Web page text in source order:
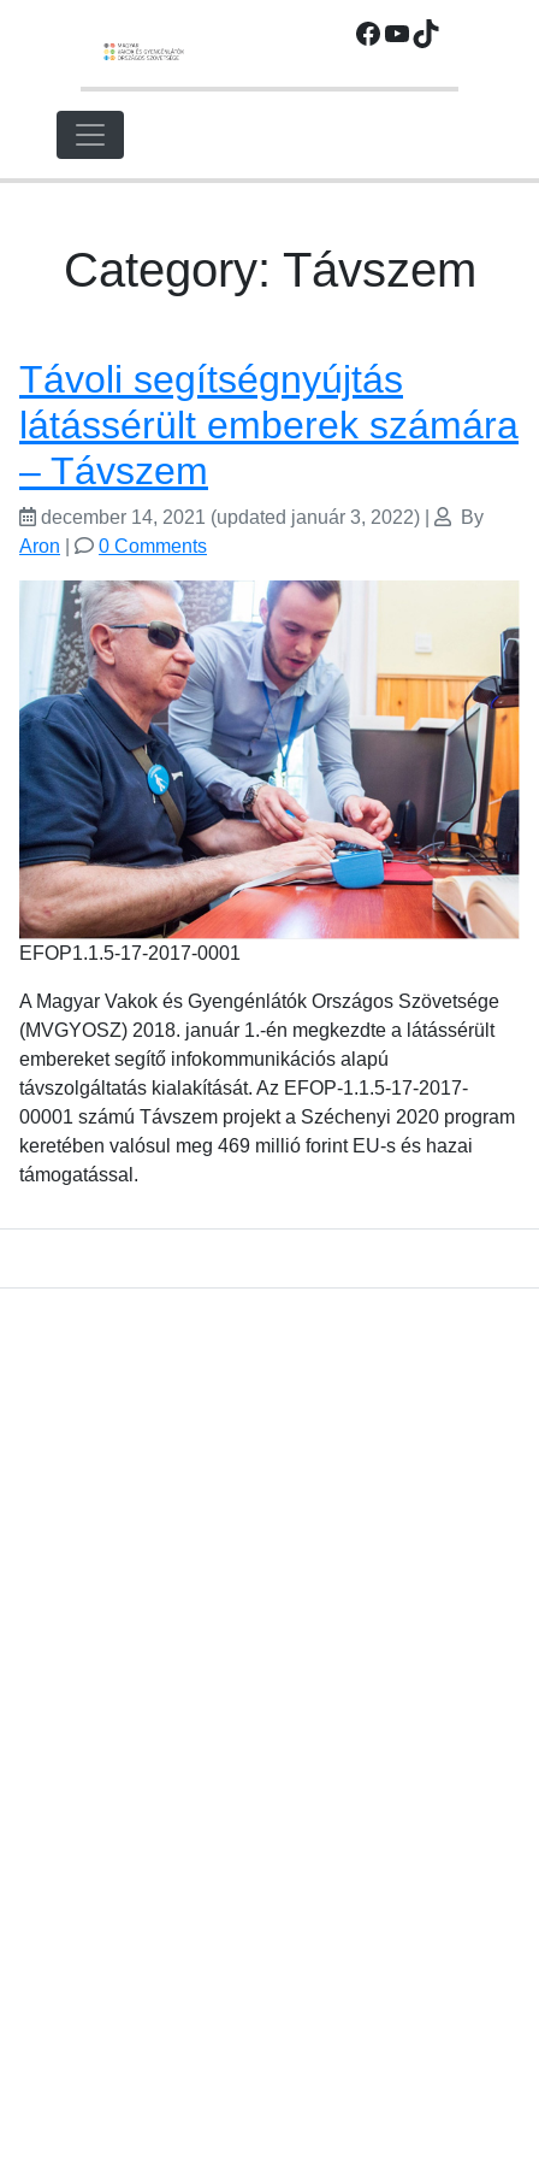
Facebook
YouTube
TikTok
Category: Távszem
Távoli segítségnyújtás
látássérült emberek számára
– Távszem
december 14, 2021 (updated január 3, 2022)
By
Aron
0 Comments
EFOP1.1.5-17-2017-0001
A Magyar Vakok és Gyengénlátók Országos Szövetsége
(MVGYOSZ) 2018. január 1.-én megkezdte a látássérült
embereket segítő infokommunikációs alapú
távszolgáltatás kialakítását. Az EFOP-1.1.5-17-2017-
00001 számú Távszem projekt a Széchenyi 2020 program
keretében valósul meg 469 millió forint EU-s és hazai
támogatással.